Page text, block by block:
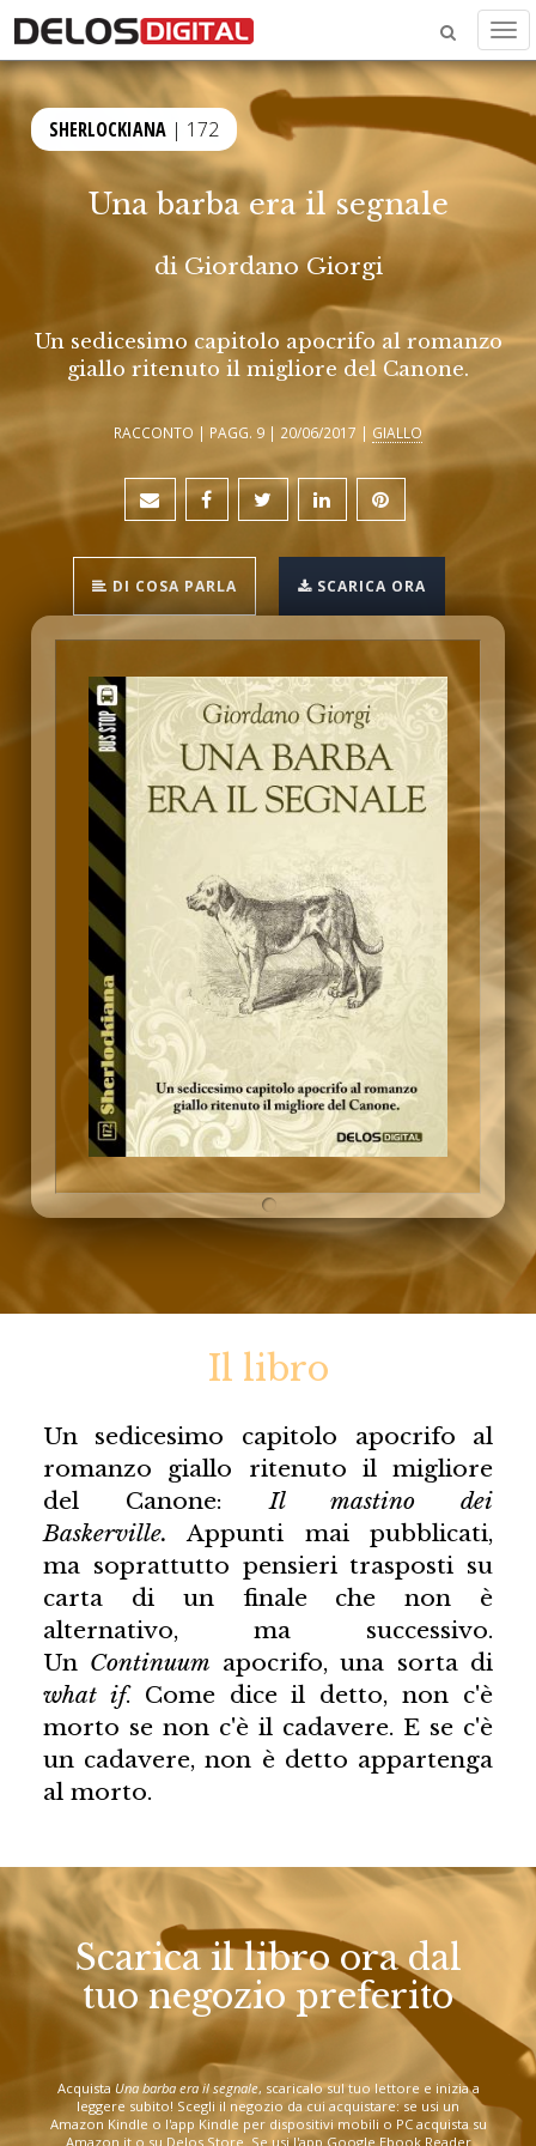
SHERLOCKIANA | 172
Una barba era il segnale
diGiordano Giorgi
Un sedicesimo capitolo apocrifo al romanzo
giallo ritenuto il migliore del Canone.
RACCONTO | PAGG. 9 | 20/06/2017 | GIALLO
DI COSA PARLA SCARICA ORA
Il libro
Un sedicesimo capitolo apocrifo al
romanzo giallo ritenuto il migliore
del Canone:Il mastino dei
Baskerville.Appunti mai pubblicati,
ma soprattutto pensieri trasposti su
carta di un finale che non è
alternativo, ma successivo.
Un Continuum apocrifo, una sorta di
what if. Come dice il detto, non c'è
morto se non c'è il cadavere. E se c'è
un cadavere, non è detto appartenga
al morto.
Scarica il libro ora dal
tuo negozio preferito
Acquista Una barba era il segnale, scaricalo sul tuo lettore e inizia a
leggere subito! Scegli il negozio da cui acquistare: se usi un
Amazon Kindle o l'app Kindle per dispositivi mobili o PC acquista su
Amazon.it o su Delos Store. Se usi l'app Google Ebook Reader